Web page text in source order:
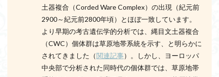
土器複合（Corded Ware Complex）の出現（紀元前
2900～紀元前2800年頃）とほぼ一致しています。
より早期の考古遺伝学的分析では、縄目文土器複合
（CWC）個体群は草原地帯系統を示す、と明らかに
されてきました（関連記事）。しかし、ヨーロッパ
中央部で分析された同時代の個体群では、草原地帯